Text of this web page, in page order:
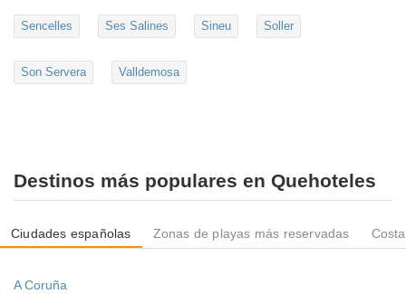
Sencelles Ses Salines Sineu Soller
Son Servera Valldemosa
Destinos más populares en Quehoteles
Ciudades españolas Zonas de playas más reservadas
A Coruña